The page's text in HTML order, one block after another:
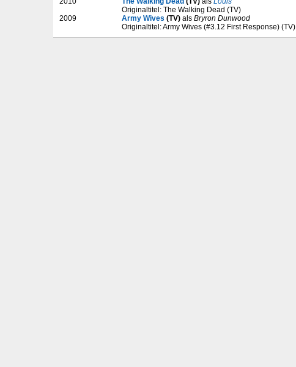
Originaltitel: The Walking Dead (TV)
2009
Army Wives (TV) als Bryron Dunwood
Originaltitel: Army Wives (#3.12 First Response) (TV)